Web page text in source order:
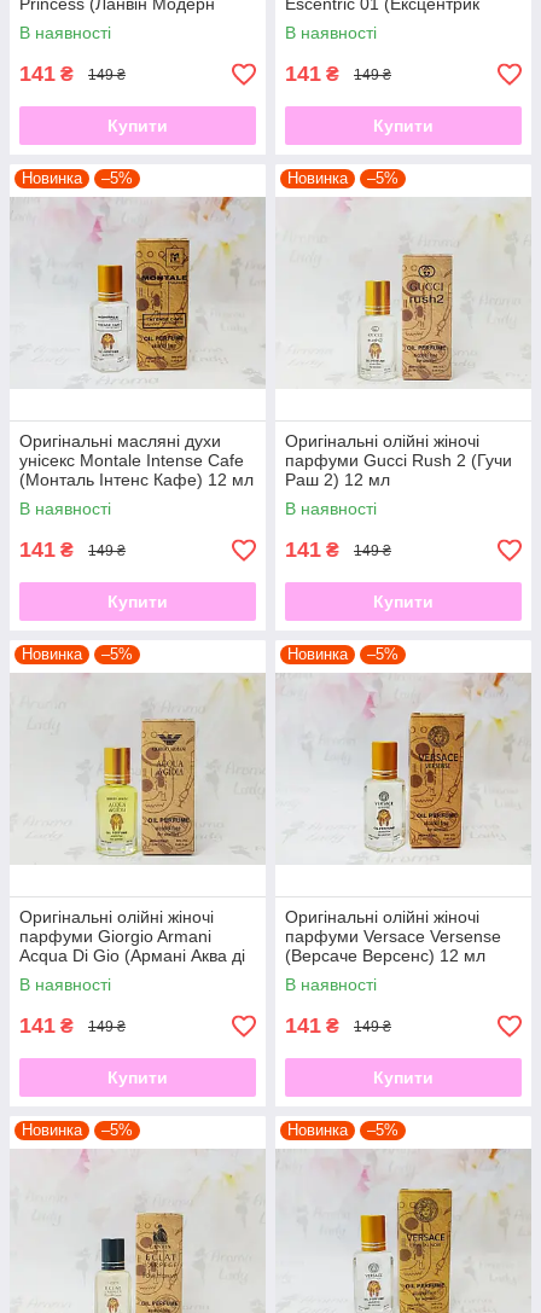
Принцес) 12 мл
В наявності
141 ₴ 149 ₴
Купити
Молекула Ексцентрик 01) 12
мл
В наявності
141 ₴ 149 ₴
Купити
Новинка –5%
Оригінальні масляні духи
унісекс Montale Intense Cafe
(Монталь Інтенс Кафе) 12 мл
В наявності
141 ₴ 149 ₴
Купити
Новинка –5%
Оригінальні олійні жіночі
парфуми Gucci Rush 2 (Гучи
Раш 2) 12 мл
В наявності
141 ₴ 149 ₴
Купити
Новинка –5%
Оригінальні олійні жіночі
парфуми Giorgio Armani
Acqua Di Gio (Армані Аква ді
Джіо) 12 мл
В наявності
141 ₴ 149 ₴
Купити
Новинка –5%
Оригінальні олійні жіночі
парфуми Versace Versense
(Версаче Версенс) 12 мл
В наявності
141 ₴ 149 ₴
Купити
Новинка –5% Новинка –5%